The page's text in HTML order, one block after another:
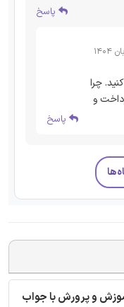
پاسخ
چرا
و
پاسخ
و پرورش با جواب